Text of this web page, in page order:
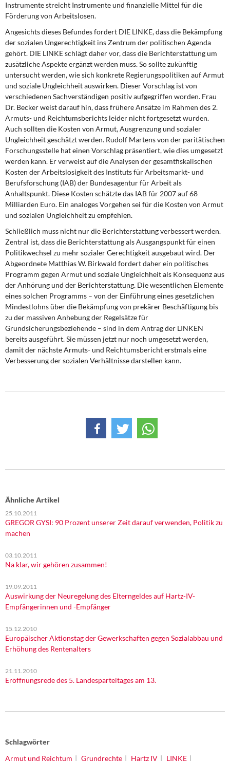
Instrumente streicht Instrumente und finanzielle Mittel für die
Förderung von Arbeitslosen.
Angesichts dieses Befundes fordert DIE LINKE, dass die Bekämpfung
der sozialen Ungerechtigkeit ins Zentrum der politischen Agenda
gehört. DIE LINKE schlägt daher vor, dass die Berichterstattung um
zusätzliche Aspekte ergänzt werden muss. So sollte zukünftig
untersucht werden, wie sich konkrete Regierungspolitiken auf Armut
und soziale Ungleichheit auswirken. Dieser Vorschlag ist von
verschiedenen Sachverständigen positiv aufgegriffen worden. Frau
Dr. Becker weist darauf hin, dass frühere Ansätze im Rahmen des 2.
Armuts- und Reichtumsberichts leider nicht fortgesetzt wurden.
Auch sollten die Kosten von Armut, Ausgrenzung und sozialer
Ungleichheit geschätzt werden. Rudolf Martens von der paritätischen
Forschungsstelle hat einen Vorschlag präsentiert, wie dies umgesetzt
werden kann. Er verweist auf die Analysen der gesamtfiskalischen
Kosten der Arbeitslosigkeit des Instituts für Arbeitsmarkt- und
Berufsforschung (IAB) der Bundesagentur für Arbeit als
Anhaltspunkt. Diese Kosten schätzte das IAB für 2007 auf 68
Milliarden Euro. Ein analoges Vorgehen sei für die Kosten von Armut
und sozialen Ungleichheit zu empfehlen.
Schließlich muss nicht nur die Berichterstattung verbessert werden.
Zentral ist, dass die Berichterstattung als Ausgangspunkt für einen
Politikwechsel zu mehr sozialer Gerechtigkeit ausgebaut wird. Der
Abgeordnete Matthias W. Birkwald fordert daher ein politisches
Programm gegen Armut und soziale Ungleichheit als Konsequenz aus
der Anhörung und der Berichterstattung. Die wesentlichen Elemente
eines solchen Programms – von der Einführung eines gesetzlichen
Mindestlohns über die Bekämpfung von prekärer Beschäftigung bis
zu der massiven Anhebung der Regelsätze für
Grundsicherungsbeziehende – sind in dem Antrag der LINKEN
bereits ausgeführt. Sie müssen jetzt nur noch umgesetzt werden,
damit der nächste Armuts- und Reichtumsbericht erstmals eine
Verbesserung der sozialen Verhältnisse darstellen kann.
Ähnliche Artikel
25.10.2011
GREGOR GYSI: 90 Prozent unserer Zeit darauf verwenden, Politik zu
machen
03.10.2011
Na klar, wir gehören zusammen!
19.09.2011
Auswirkung der Neuregelung des Elterngeldes auf Hartz-IV-
Empfängerinnen und -Empfänger
15.12.2010
Europäischer Aktionstag der Gewerkschaften gegen Sozialabbau und
Erhöhung des Rentenalters
21.11.2010
Eröffnungsrede des 5. Landesparteitages am 13.
Schlagwörter
Armut und Reichtum
Grundrechte Hartz IV LINKE